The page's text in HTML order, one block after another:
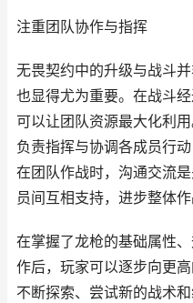
注重团队协作与指挥
无畏契约中的升级与战斗
也显得尤为重要。在战斗
可以让团队资源最大化利
负责指挥与协调各成员行
在团队作战时，沟通交流
员间互相支持，进步整体作
在掌握了龙枪的基础属性
作后，玩家可以逐步向更
不断探索、尝试新的战术